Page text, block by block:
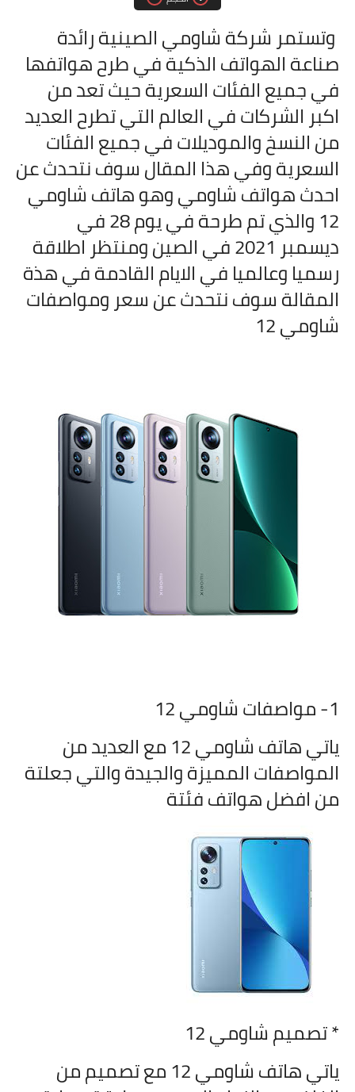
وتستمر شركة شاومي الصينية رائدة
صناعة الهواتف الذكية في طرح هواتفها
في جميع الفئات السعرية حيث تعد من
اكبر الشركات في العالم التي تطرح العديد
من النسخ والموديلات في جميع الفئات
السعرية وفي هذا المقال سوف نتحدث عن
احدث هواتف شاومي وهو هاتف شاومي
12 والذي تم طرحة في يوم 28 في
ديسمبر 2021 في الصين ومنتظر اطلاقة
رسميا وعالميا في الايام القادمة في هذة
المقالة سوف نتحدث عن سعر ومواصفات
شاومي 12
1- مواصفات شاومي 12
ياتي هاتف
شاومي 12 مع العديد من
المواصفات المميزة والجيدة والتي جعلتة
من افضل هواتف فئتة
* تصميم شاومي 12
ياتي هاتف
شاومي 12 مع تصميم من